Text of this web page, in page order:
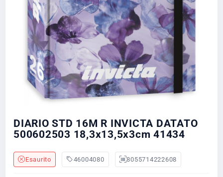
DIARIO STD 16M R INVICTA DATATO
500602503 18,3x13,5x3cm 41434
Esaurito 46004080 8055714222608